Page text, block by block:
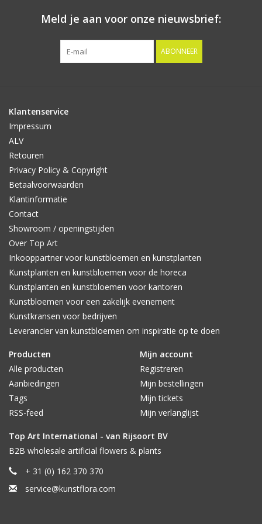
Meld je aan voor onze nieuwsbrief:
ABONNEER
Klantenservice
Impressum
ALV
Retouren
Privacy Policy & Copyright
Betaalvoorwaarden
Klantinformatie
Contact
Showroom / openingstijden
Over Top Art
Inkooppartner voor kunstbloemen en kunstplanten
Kunstplanten en kunstbloemen voor de horeca
Kunstplanten en kunstbloemen voor kantoren
Kunstbloemen voor een zakelijk evenement
Kunstkransen voor bedrijven
Leverancier van kunstbloemen om inspiratie op te doen
Producten
Alle producten
Aanbiedingen
Tags
RSS-feed
Mijn account
Registreren
Mijn bestellingen
Mijn tickets
Mijn verlanglijst
Top Art International - van Rijsoort BV
B2B wholesale artificial flowers & plants
+ 31 (0) 162 370 370
service@kunstflora.com